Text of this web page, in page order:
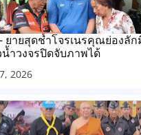
ยายสุดช้ำโจรเนรคุณย่องลั
น้ำวงจรปิดจับภาพได้
2026